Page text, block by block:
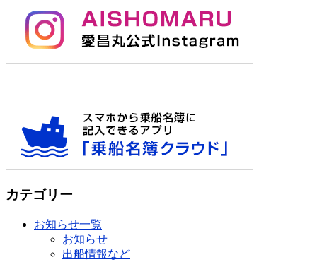
カテゴリー
お知らせ一覧
お知らせ
出船情報など